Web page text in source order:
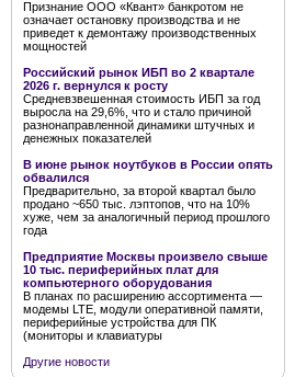
Признание ООО «Квант» банкротом не
означает остановку производства и не
приведет к демонтажу производственных
мощностей
Российский рынок ИБП во 2 квартале
2026 г. вернулся к росту
Средневзвешенная стоимость ИБП за год
выросла на 29,6%, что и стало причиной
разнонаправленной динамики штучных и
денежных показателей
В июне рынок ноутбуков в России опять
обвалился
Предварительно, за второй квартал было
продано ~650 тыс. лэптопов, что на 10%
хуже, чем за аналогичный период прошлого
года
Предприятие Москвы произвело свыше
10 тыс. периферийных плат для
компьютерного оборудования
В планах по расширению ассортимента —
модемы LTE, модули оперативной памяти,
периферийные устройства для ПК
(мониторы и клавиатуры
Другие новости